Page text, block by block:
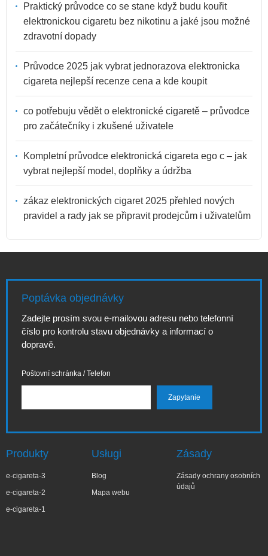
Praktický průvodce co se stane když budu kouřit
elektronickou cigaretu bez nikotinu a jaké jsou možné
zdravotní dopady
Průvodce 2025 jak vybrat jednorazova elektronicka
cigareta nejlepší recenze cena a kde koupit
co potřebuju vědět o elektronické cigaretě – průvodce
pro začátečníky i zkušené uživatele
Kompletní průvodce elektronická cigareta ego c – jak
vybrat nejlepší model, doplňky a údržba
zákaz elektronických cigaret 2025 přehled nových
pravidel a rady jak se připravit prodejcům i uživatelům
Poptávka objednávky
Zadejte prosím svou e-mailovou adresu nebo telefonní
číslo pro kontrolu stavu objednávky a informací o
dopravě.
Poštovní schránka / Telefon
Produkty
e-cigareta-3
e-cigareta-2
e-cigareta-1
Usługi
Blog
Mapa webu
Zásady
Zásady ochrany osobních
údajů